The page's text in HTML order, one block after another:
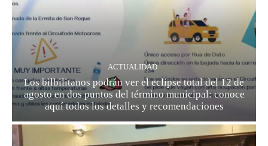
ACTUALIDAD
Los bilbilitanos podrán ver el eclipse total del 12 de
agosto en dos puntos del término municipal: conoce
aquí todos los detalles y recomendaciones